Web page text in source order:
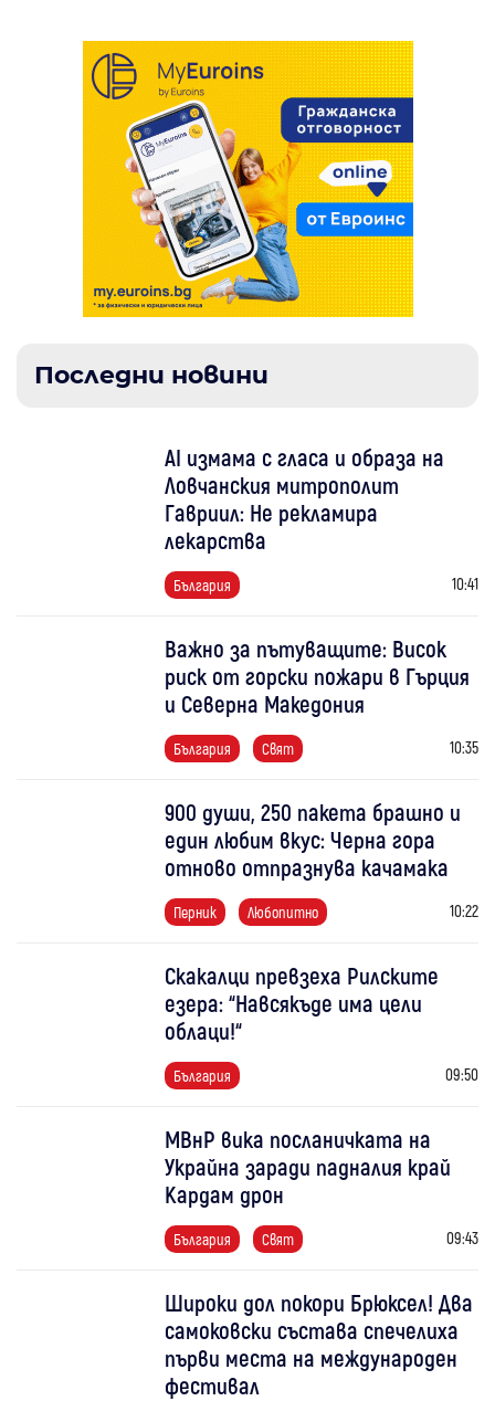
Последни новини
AI измама с гласа и образа на
Ловчанския митрополит
Гавриил: Не рекламира
лекарства
България 10:41
Важно за пътуващите: Висок
риск от горски пожари в Гърция
и Северна Македония
България Свят 10:35
900 души, 250 пакета брашно и
един любим вкус: Черна гора
отново отпразнува качамака
Перник Любопитно 10:22
Скакалци превзеха Рилските
езера: “Навсякъде има цели
облаци!“
България 09:50
МВнР вика посланичката на
Украйна заради падналия край
Кардам дрон
България Свят 09:43
Широки дол покори Брюксел! Два
самоковски състава спечелиха
първи места на международен
фестивал